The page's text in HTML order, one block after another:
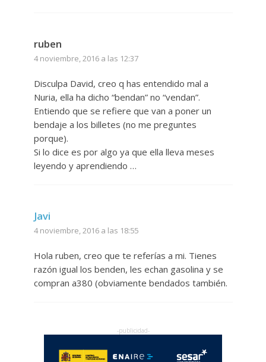
ruben
4 noviembre, 2016 a las 12:37
Disculpa David, creo q has entendido mal a
Nuria, ella ha dicho “bendan” no “vendan”.
Entiendo que se refiere que van a poner un
bendaje a los billetes (no me preguntes
porque).
Si lo dice es por algo ya que ella lleva meses
leyendo y aprendiendo …
Javi
4 noviembre, 2016 a las 18:55
Hola ruben, creo que te referías a mi. Tienes
razón igual los benden, les echan gasolina y se
compran a380 (obviamente bendados también.